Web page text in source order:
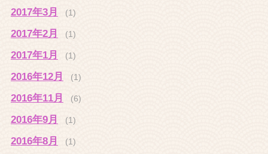
2017年3月 (1)
2017年2月 (1)
2017年1月 (1)
2016年12月 (1)
2016年11月 (6)
2016年9月 (1)
2016年8月 (1)